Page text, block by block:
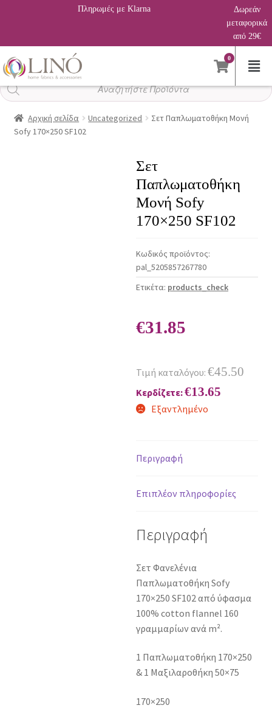
Πληρωμές με Klarna
Δωρεάν
μεταφορικά
από 29€
0
Αναζήτηση
προϊόντων
Αρχική σελίδα Uncategorized
Σετ Παπλωματοθήκη Μονή
Sofy 170×250 SF102
Σετ
Παπλωματοθήκη
Μονή Sofy
170×250 SF102
Κωδικός προϊόντος:
pal_5205857267780
Ετικέτα: products_check
€31.85
Τιμή καταλόγου: €45.50
Κερδίζετε:€13.65
Εξαντλημένο
Περιγραφή
Επιπλέον πληροφορίες
Περιγραφή
Σετ Φανελένια
Παπλωματοθήκη Sofy
170×250 SF102 από ύφασμα
100% cotton flannel 160
γραμμαρίων ανά m².
1 Παπλωματοθήκη 170×250
& 1 Μαξιλαροθήκη 50×75
170×250